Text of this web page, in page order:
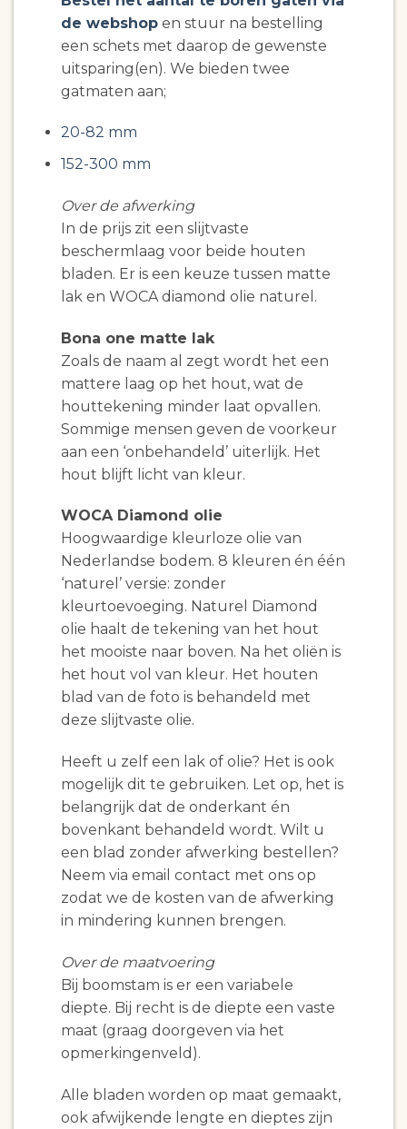
de webshop en stuur na bestelling
een schets met daarop de gewenste
uitsparing(en). We bieden twee
gatmaten aan;
20-82 mm
152-300 mm
Over de afwerking
In de prijs zit een slijtvaste
beschermlaag voor beide houten
bladen. Er is een keuze tussen matte
lak en WOCA diamond olie naturel.
Bona one matte lak
Zoals de naam al zegt wordt het een
mattere laag op het hout, wat de
houttekening minder laat opvallen.
Sommige mensen geven de voorkeur
aan een ‘onbehandeld’ uiterlijk. Het
hout blijft licht van kleur.
WOCA Diamond olie
Hoogwaardige kleurloze olie van
Nederlandse bodem. 8 kleuren én één
‘naturel’ versie: zonder
kleurtoevoeging. Naturel Diamond
olie haalt de tekening van het hout
het mooiste naar boven. Na het oliën is
het hout vol van kleur. Het houten
blad van de foto is behandeld met
deze slijtvaste olie.
Heeft u zelf een lak of olie? Het is ook
mogelijk dit te gebruiken. Let op, het is
belangrijk dat de onderkant én
bovenkant behandeld wordt. Wilt u
een blad zonder afwerking bestellen?
Neem via email contact met ons op
zodat we de kosten van de afwerking
in mindering kunnen brengen.
Over de maatvoering
Bij boomstam is er een variabele
diepte. Bij recht is de diepte een vaste
maat (graag doorgeven via het
opmerkingenveld).
Alle bladen worden op maat gemaakt,
ook afwijkende lengte en dieptes zijn